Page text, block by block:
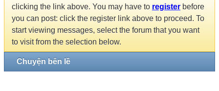
clicking the link above. You may have to register before
you can post: click the register link above to proceed. To
start viewing messages, select the forum that you want
to visit from the selection below.
Chuyện bên lề